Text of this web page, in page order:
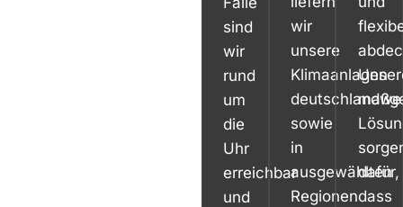
sind
wir
rund
um
die
Uhr
erreichbar
und
wir
unsere
Klimaanlagen
sowie
in
ausgewählten
Regionen
dafür,
dass